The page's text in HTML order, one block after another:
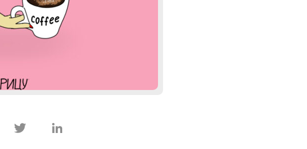
Facebook
Twitter